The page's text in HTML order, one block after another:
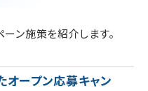
ン施策を紹介します。
ープン応募キャン